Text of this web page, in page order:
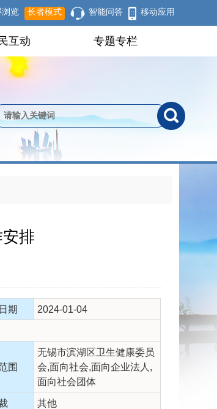
浏览 长者模式 智能问答 移动应用
互动 专题专栏
排
期 2024-01-04
围
无锡市滨湖区卫生健康委员
会,面向社会,面向企业法人,
面向社会团体
其他